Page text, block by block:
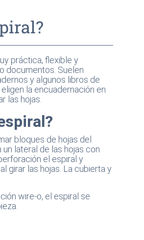
práctica, flexible y
documentos. Suelen
y algunos libros de
la encuadernación en
las hojas.
bloques de hojas del
lateral de las hojas con
el espiral y
girar las hojas. La cubierta y
wire-o, el espiral se